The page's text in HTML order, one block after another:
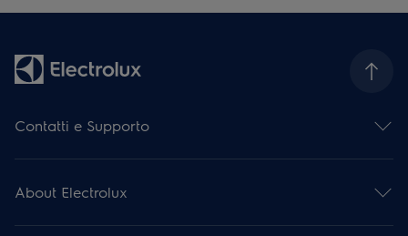
Contatti e Supporto
Iscriviti alla nostra newsletter
Facebook
Instagram
About Electrolux